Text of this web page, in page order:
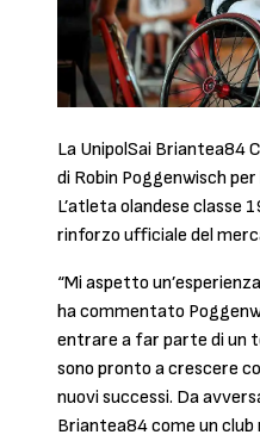
La UnipolSai Briantea84
di Robin Poggenwisch
L’atleta olandese classe
rinforzo ufficiale del
“Mi aspetto
ha commentato
entrare a far parte di un
sono pronto a crescere
nuovi successi. Da
Briantea84 come un